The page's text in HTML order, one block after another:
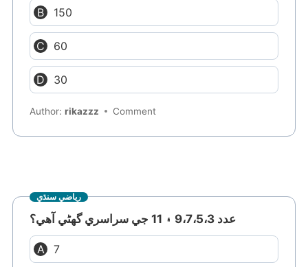
150
60
30
Author:rikazzz Comment
رياضي سنڌي
عدد 9،7،5،3 ۽ 11 جي سراسري گهڻي آهي؟
7